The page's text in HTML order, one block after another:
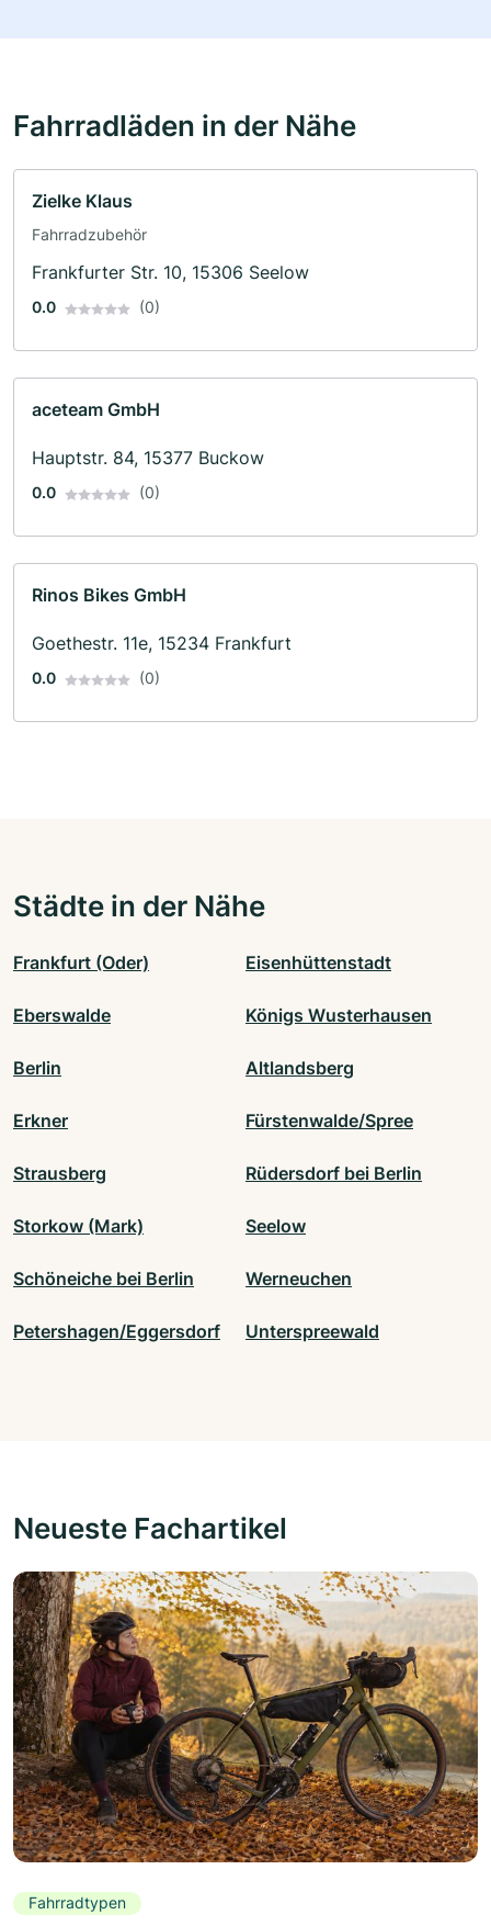
Fahrradläden in der Nähe
Zielke Klaus
Fahrradzubehör
Frankfurter Str. 10, 15306 Seelow
0.0 (0)
aceteam GmbH
Hauptstr. 84, 15377 Buckow
0.0 (0)
Rinos Bikes GmbH
Goethestr. 11e, 15234 Frankfurt
0.0 (0)
Städte in der Nähe
Frankfurt (Oder) Eisenhüttenstadt
Eberswalde Königs Wusterhausen
Berlin Altlandsberg
Erkner Fürstenwalde/Spree
Strausberg Rüdersdorf bei Berlin
Storkow (Mark) Seelow
Schöneiche bei Berlin Werneuchen
Petershagen/Eggersdorf Unterspreewald
Neueste Fachartikel
Fahrradtypen